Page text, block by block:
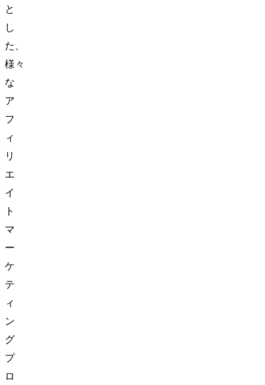
と
し
た、
様々
な
ア
フ
ィ
リ
エ
イ
ト
マ
ー
ケ
テ
ィ
ン
グ
プ
ロ